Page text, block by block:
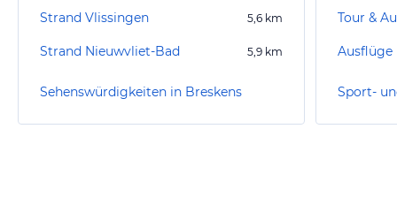
Strand Vlissingen 5,6 km
Strand Nieuwvliet-Bad 5,9 km
Sehenswürdigkeiten in Breskens
Tour &
Ausflüge